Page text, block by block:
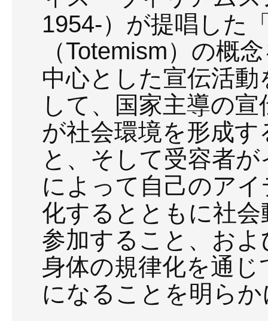
1954-）が提唱した
（Totemism）の概
中心とした宣伝活
して、国家主導の
が社会環境を形成
と、そして受容者
によって自己のア
化するとともに社
参加すること、お
身体の規律化を通
になることを明ら